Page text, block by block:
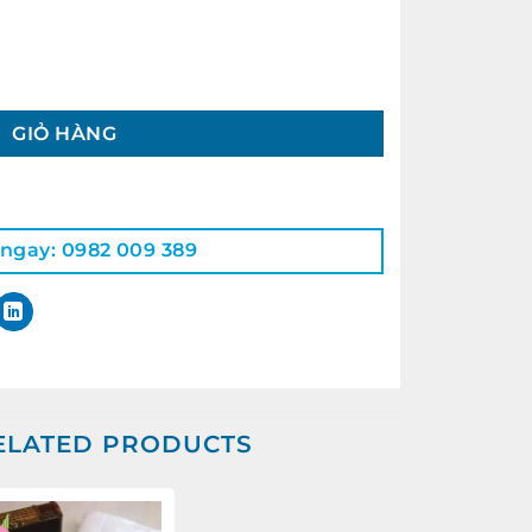
GIỎ HÀNG
0982 009 389
PRODUCTS